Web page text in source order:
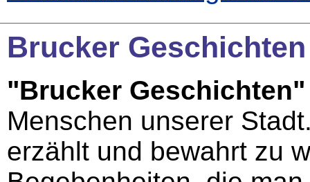
Brucker Geschichten
"Brucker Geschichten"
Menschen unserer
erzählt und bewahrt zu